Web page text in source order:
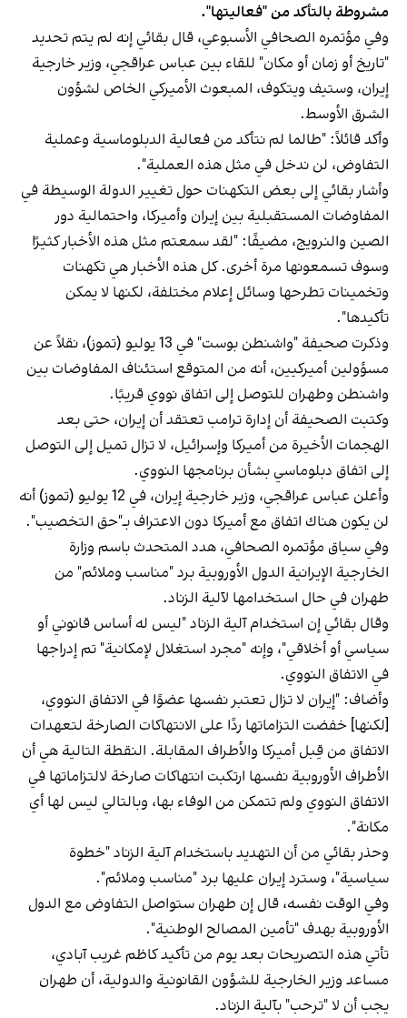
مشروطة بالتأكد من "فعاليتها".
وفي مؤتمره الصحافي الأسبوعي، قال بقائي إنه لم يتم تحديد
"تاريخ أو زمان أو مكان" للقاء بين عباس عراقجي، وزير خارجية
إيران، وستيف ويتكوف، المبعوث الأميركي الخاص لشؤون
الشرق الأوسط.
وأكد قائلاً: "طالما لم نتأكد من فعالية الدبلوماسية وعملية
التفاوض، لن ندخل في مثل هذه العملية".
وأشار بقائي إلى بعض التكهنات حول تغيير الدولة الوسيطة في
المفاوضات المستقبلية بين إيران وأميركا، واحتمالية دور
الصين والنرويج، مضيفًا: "لقد سمعتم مثل هذه الأخبار كثيرًا
وسوف تسمعونها مرة أخرى. كل هذه الأخبار هي تكهنات
وتخمينات تطرحها وسائل إعلام مختلفة، لكنها لا يمكن
تأكيدها".
وذكرت صحيفة "واشنطن بوست" في 13 يوليو (تموز)، نقلاً عن
مسؤولين أميركيين، أنه من المتوقع استئناف المفاوضات بين
واشنطن وطهران للتوصل إلى اتفاق نووي قريبًا.
وكتبت الصحيفة أن إدارة ترامب تعتقد أن إيران، حتى بعد
الهجمات الأخيرة من أميركا وإسرائيل، لا تزال تميل إلى التوصل
إلى اتفاق دبلوماسي بشأن برنامجها النووي.
وأعلن عباس عراقجي، وزير خارجية إيران، في 12 يوليو (تموز) أنه
لن يكون هناك اتفاق مع أميركا دون الاعتراف بـ"حق التخصيب".
وفي سياق مؤتمره الصحافي، هدد المتحدث باسم وزارة
الخارجية الإيرانية الدول الأوروبية برد "مناسب وملائم" من
طهران في حال استخدامها لآلية الزناد.
وقال بقائي إن استخدام آلية الزناد "ليس له أساس قانوني أو
سياسي أو أخلاقي"، وإنه "مجرد استغلال لإمكانية" تم إدراجها
في الاتفاق النووي.
وأضاف: "إيران لا تزال تعتبر نفسها عضوًا في الاتفاق النووي،
[لكنها] خفضت التزاماتها ردًا على الانتهاكات الصارخة لتعهدات
الاتفاق من قِبل أميركا والأطراف المقابلة. النقطة التالية هي أن
الأطراف الأوروبية نفسها ارتكبت انتهاكات صارخة لالتزاماتها في
الاتفاق النووي ولم تتمكن من الوفاء بها، وبالتالي ليس لها أي
مكانة".
وحذر بقائي من أن التهديد باستخدام آلية الزناد "خطوة
سياسية"، وسترد إيران عليها برد "مناسب وملائم".
وفي الوقت نفسه، قال إن طهران ستواصل التفاوض مع الدول
الأوروبية بهدف "تأمين المصالح الوطنية".
تأتي هذه التصريحات بعد يوم من تأكيد كاظم غريب آبادي،
مساعد وزير الخارجية للشؤون القانونية والدولية، أن طهران
يجب أن لا "ترحب" بآلية الزناد.